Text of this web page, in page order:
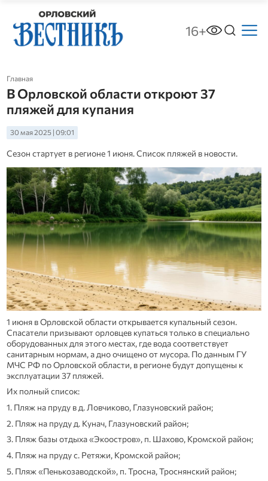
16+
Главная
В Орловской области откроют 37
пляжей для купания
30 мая 2025 | 09:01
Сезон стартует в регионе 1 июня. Список пляжей в новости.
1 июня в Орловской области открывается купальный сезон.
Спасатели призывают орловцев купаться только в специально
оборудованных для этого местах, где вода соответствует
санитарным нормам, а дно очищено от мусора. По данным ГУ
МЧС РФ по Орловской области, в регионе будут допущены к
эксплуатации 37 пляжей.
Их полный список:
1. Пляж на пруду в д. Ловчиково, Глазуновский район;
2. Пляж на пруду д. Кунач, Глазуновский район;
3. Пляж базы отдыха «Экоостров», п. Шахово, Кромской район;
4. Пляж на пруду с. Ретяжи, Кромской район;
5. Пляж «Пенькозаводской», п. Тросна, Троснянский район;